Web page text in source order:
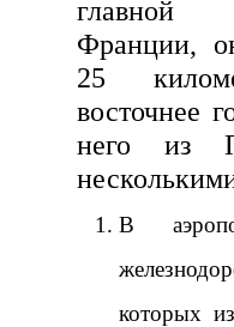
главной
Франции,
25
восточнее
него из
В
которых